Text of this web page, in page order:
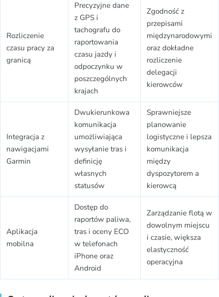
Rozliczenie
czasu pracy za
granicą
Precyzyjne dane
z GPS i
tachografu do
raportowania
czasu jazdy i
odpoczynku w
poszczególnych
krajach
Zgodność z
przepisami
międzynarodowymi
oraz dokładne
rozliczenie
delegacji
kierowców
Integracja z
nawigacjami
Garmin
Dwukierunkowa
komunikacja
umożliwiająca
wysyłanie tras i
definicję
własnych
statusów
Sprawniejsze
planowanie
logistyczne i lepsza
komunikacja
między
dyspozytorem a
kierowcą
Aplikacja
mobilna
Dostęp do
raportów paliwa,
tras i oceny ECO
w telefonach
iPhone oraz
Android
Zarządzanie flotą w
dowolnym miejscu
i czasie, większa
elastyczność
operacyjna